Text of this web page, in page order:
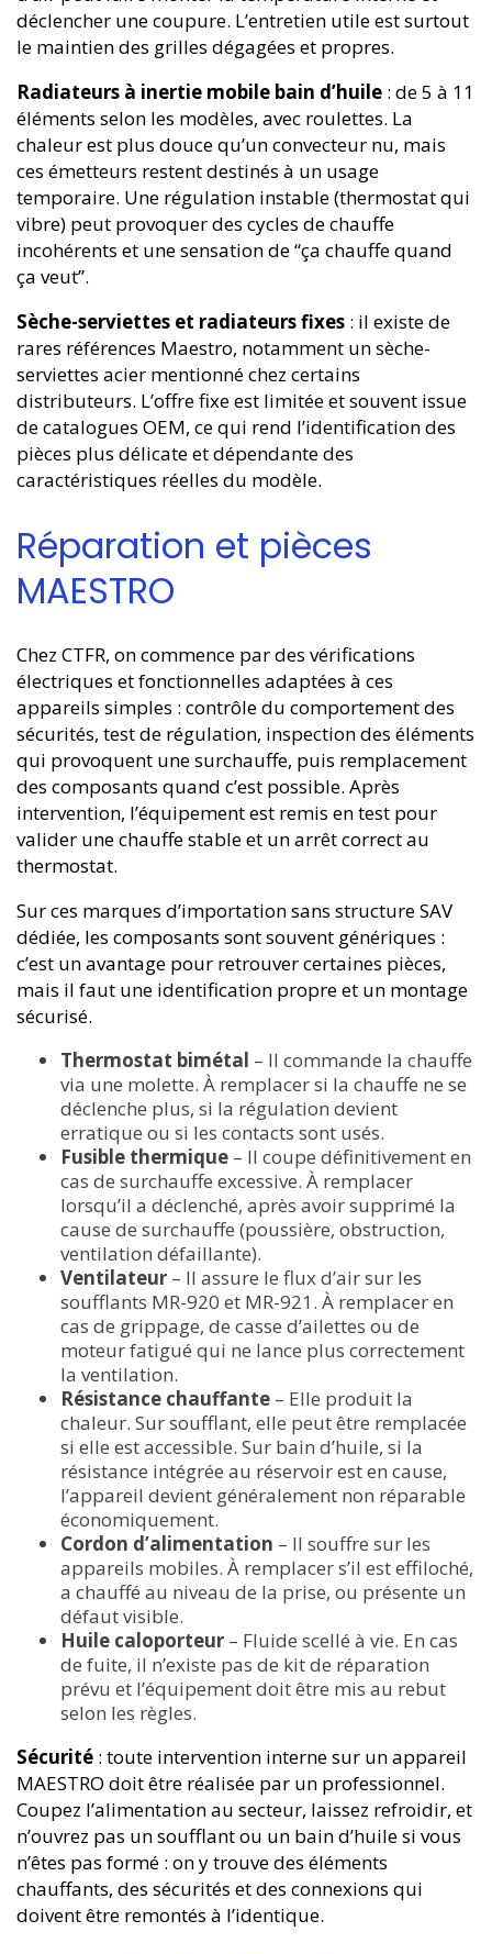
déclencher une coupure. L’entretien utile est surtout
le maintien des grilles dégagées et propres.
Radiateurs à inertie mobile bain d’huile : de 5 à 11
éléments selon les modèles, avec roulettes. La
chaleur est plus douce qu’un convecteur nu, mais
ces émetteurs restent destinés à un usage
temporaire. Une régulation instable (thermostat qui
vibre) peut provoquer des cycles de chauffe
incohérents et une sensation de “ça chauffe quand
ça veut”.
Sèche-serviettes et radiateurs fixes : il existe de
rares références Maestro, notamment un sèche-
serviettes acier mentionné chez certains
distributeurs. L’offre fixe est limitée et souvent issue
de catalogues OEM, ce qui rend l’identification des
pièces plus délicate et dépendante des
caractéristiques réelles du modèle.
Réparation et pièces
MAESTRO
Chez CTFR, on commence par des vérifications
électriques et fonctionnelles adaptées à ces
appareils simples : contrôle du comportement des
sécurités, test de régulation, inspection des éléments
qui provoquent une surchauffe, puis remplacement
des composants quand c’est possible. Après
intervention, l’équipement est remis en test pour
valider une chauffe stable et un arrêt correct au
thermostat.
Sur ces marques d’importation sans structure SAV
dédiée, les composants sont souvent génériques :
c’est un avantage pour retrouver certaines pièces,
mais il faut une identification propre et un montage
sécurisé.
Thermostat bimétal – Il commande la chauffe
via une molette. À remplacer si la chauffe ne se
déclenche plus, si la régulation devient
erratique ou si les contacts sont usés.
Fusible thermique – Il coupe définitivement en
cas de surchauffe excessive. À remplacer
lorsqu’il a déclenché, après avoir supprimé la
cause de surchauffe (poussière, obstruction,
ventilation défaillante).
Ventilateur – Il assure le flux d’air sur les
soufflants MR-920 et MR-921. À remplacer en
cas de grippage, de casse d’ailettes ou de
moteur fatigué qui ne lance plus correctement
la ventilation.
Résistance chauffante – Elle produit la
chaleur. Sur soufflant, elle peut être remplacée
si elle est accessible. Sur bain d’huile, si la
résistance intégrée au réservoir est en cause,
l’appareil devient généralement non réparable
économiquement.
Cordon d’alimentation – Il souffre sur les
appareils mobiles. À remplacer s’il est effiloché,
a chauffé au niveau de la prise, ou présente un
défaut visible.
Huile caloporteur – Fluide scellé à vie. En cas
de fuite, il n’existe pas de kit de réparation
prévu et l’équipement doit être mis au rebut
selon les règles.
Sécurité : toute intervention interne sur un appareil
MAESTRO doit être réalisée par un professionnel.
Coupez l’alimentation au secteur, laissez refroidir, et
n’ouvrez pas un soufflant ou un bain d’huile si vous
n’êtes pas formé : on y trouve des éléments
chauffants, des sécurités et des connexions qui
doivent être remontés à l’identique.